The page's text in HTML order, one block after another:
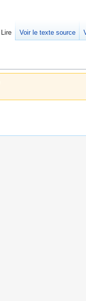
Lire Voir le texte source